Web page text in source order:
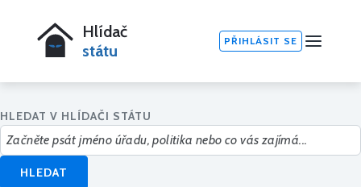
Hlídač
státu
PŘIHLÁSIT SE
HLEDAT V HLÍDAČI STÁTU
HLEDAT